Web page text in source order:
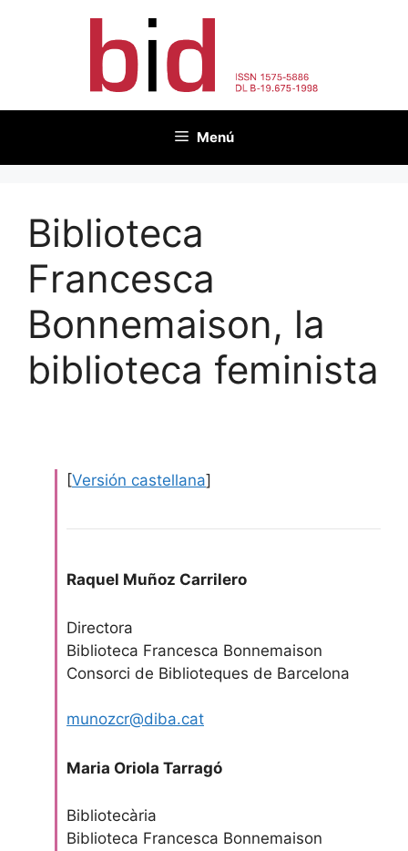
Menú
Biblioteca
Francesca
Bonnemaison, la
biblioteca feminista
[Versión castellana]
Raquel Muñoz Carrilero
Directora
Biblioteca Francesca Bonnemaison
Consorci de Biblioteques de Barcelona
munozcr@diba.cat
Maria Oriola Tarragó
Bibliotecària
Biblioteca Francesca Bonnemaison